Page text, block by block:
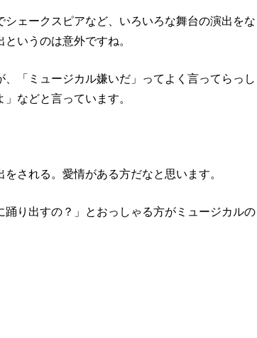
ェークスピアなど、いろいろな舞台の演出をな
いうのは意外ですね。
「ミュージカル嫌いだ」ってよく言ってらっし
などと言っています。
される。愛情がある方だなと思います。
り出すの？」とおっしゃる方がミュージカルの